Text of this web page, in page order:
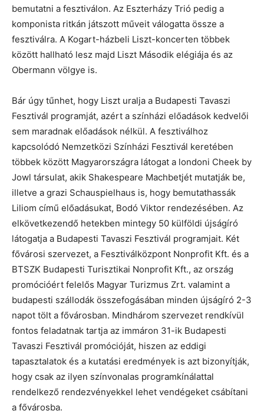
bemutatni a fesztiválon. Az Eszterházy Trió pedig a
komponista ritkán játszott műveit válogatta össze a
fesztiválra. A Kogart-házbeli Liszt-koncerten többek
között hallható lesz majd Liszt Második elégiája és az
Obermann völgye is.
Bár úgy tűnhet, hogy Liszt uralja a Budapesti Tavaszi
Fesztivál programját, azért a színházi előadások kedvelői
sem maradnak előadások nélkül. A fesztiválhoz
kapcsolódó Nemzetközi Színházi Fesztivál keretében
többek között Magyarországra látogat a londoni Cheek by
Jowl társulat, akik Shakespeare Machbetjét mutatják be,
illetve a grazi Schauspielhaus is, hogy bemutathassák
Liliom című előadásukat, Bodó Viktor rendezésében. Az
elkövetkezendő hetekben mintegy 50 külföldi újságíró
látogatja a Budapesti Tavaszi Fesztivál programjait. Két
fővárosi szervezet, a Fesztiválközpont Nonprofit Kft. és a
BTSZK Budapesti Turisztikai Nonprofit Kft., az ország
promócióért felelős Magyar Turizmus Zrt. valamint a
budapesti szállodák összefogásában minden újságíró 2-3
napot tölt a fővárosban. Mindhárom szervezet rendkívül
fontos feladatnak tartja az immáron 31-ik Budapesti
Tavaszi Fesztivál promócióját, hiszen az eddigi
tapasztalatok és a kutatási eredmények is azt bizonyítják,
hogy csak az ilyen színvonalas programkínálattal
rendelkező rendezvényekkel lehet vendégeket csábítani
a fővárosba.